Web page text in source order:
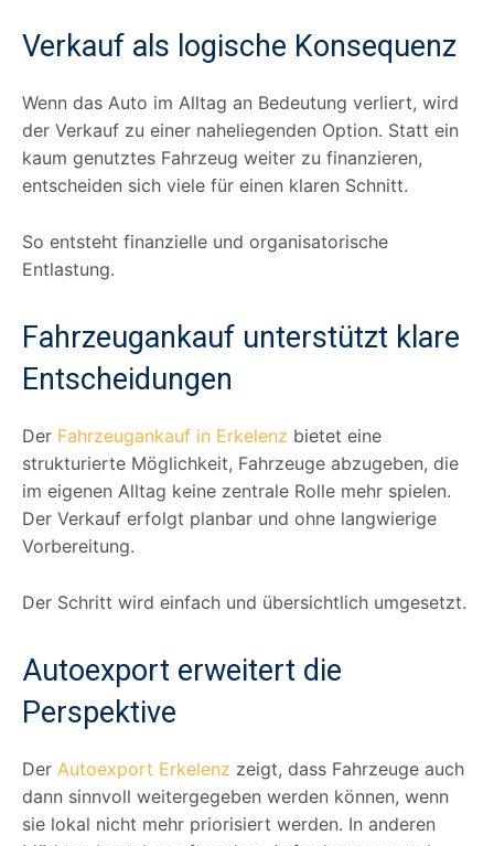
Verkauf als logische Konsequenz
Wenn das Auto im Alltag an Bedeutung verliert, wird
der Verkauf zu einer naheliegenden Option. Statt ein
kaum genutztes Fahrzeug weiter zu finanzieren,
entscheiden sich viele für einen klaren Schnitt.
So entsteht finanzielle und organisatorische
Entlastung.
Fahrzeugankauf unterstützt klare
Entscheidungen
Der Fahrzeugankauf in Erkelenz bietet eine
strukturierte Möglichkeit, Fahrzeuge abzugeben, die
im eigenen Alltag keine zentrale Rolle mehr spielen.
Der Verkauf erfolgt planbar und ohne langwierige
Vorbereitung.
Der Schritt wird einfach und übersichtlich umgesetzt.
Autoexport erweitert die
Perspektive
Der Autoexport Erkelenz zeigt, dass Fahrzeuge auch
dann sinnvoll weitergegeben werden können, wenn
sie lokal nicht mehr priorisiert werden. In anderen